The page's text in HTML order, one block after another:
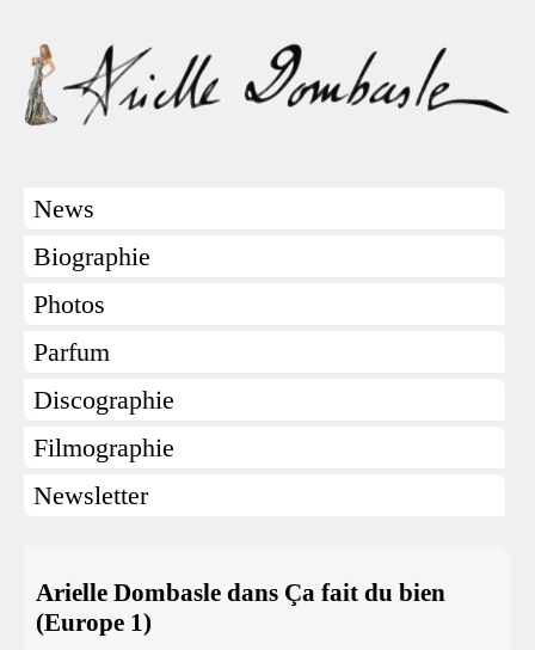
News
Biographie
Photos
Parfum
Discographie
Filmographie
Newsletter
Arielle Dombasle dans Ça fait du bien
(Europe 1)